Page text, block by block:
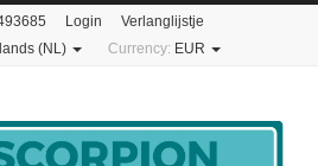
Login
Verlanglijstje
(NL) Currency: EUR